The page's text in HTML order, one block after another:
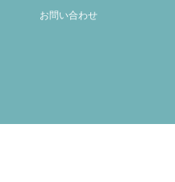
お問い合わせ